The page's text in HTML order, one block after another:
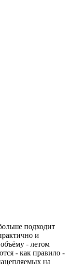
подходит
и
- летом
- как правило -
на